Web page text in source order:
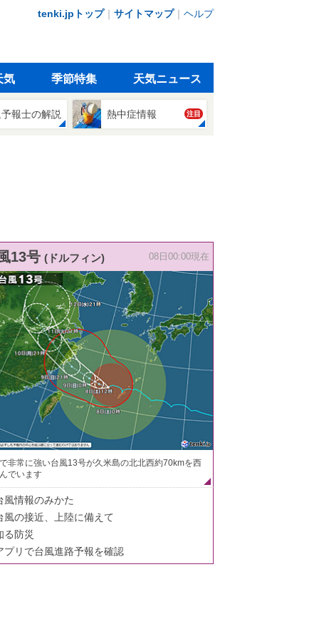
tenki.jpトップ｜ サイトマップ｜ ヘルプ
気 季節特集 天気ニュース
報士の解説 熱中症情報 注目
13号 (ドルフィン) 08日00:00現在
非常に強い台風13号が久米島の北北西約70kmを西
でいます
風情報のみかた
風の接近、上陸に備えて
る防災
プリで台風進路予報を確認